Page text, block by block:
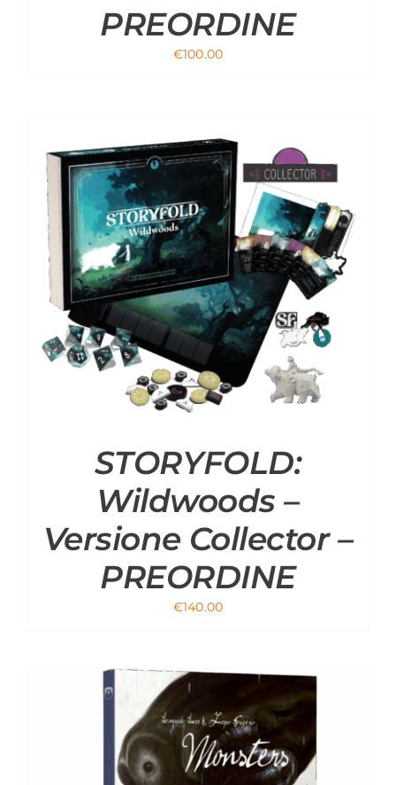
PREORDINE
€100.00
STORYFOLD:
Wildwoods –
Versione Collector –
PREORDINE
€140.00